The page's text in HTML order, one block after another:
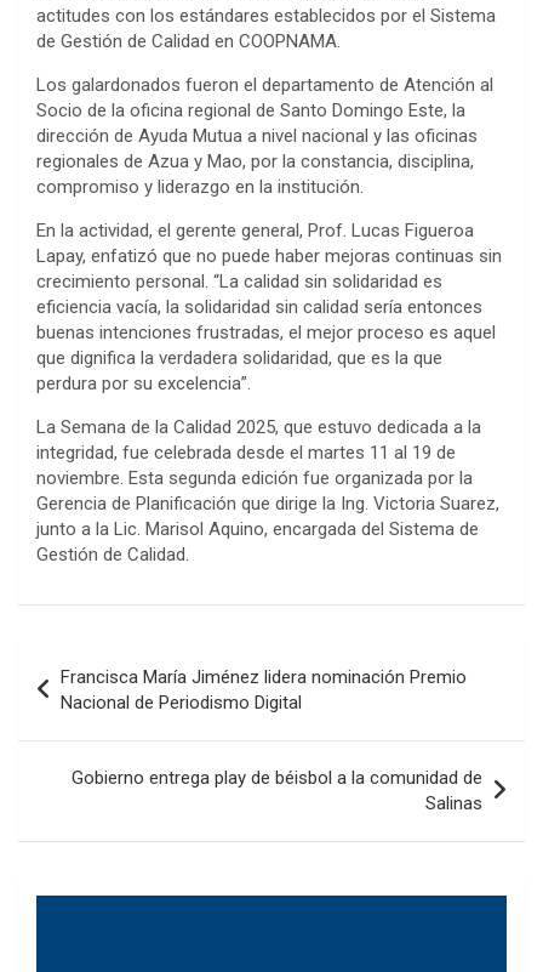
actitudes con los estándares establecidos por el Sistema
de Gestión de Calidad en COOPNAMA.
Los galardonados fueron el departamento de Atención al
Socio de la oficina regional de Santo Domingo Este, la
dirección de Ayuda Mutua a nivel nacional y las oficinas
regionales de Azua y Mao, por la constancia, disciplina,
compromiso y liderazgo en la institución.
En la actividad, el gerente general, Prof. Lucas Figueroa
Lapay, enfatizó que no puede haber mejoras continuas sin
crecimiento personal. “La calidad sin solidaridad es
eficiencia vacía, la solidaridad sin calidad sería entonces
buenas intenciones frustradas, el mejor proceso es aquel
que dignifica la verdadera solidaridad, que es la que
perdura por su excelencia”.
La Semana de la Calidad 2025, que estuvo dedicada a la
integridad, fue celebrada desde el martes 11 al 19 de
noviembre. Esta segunda edición fue organizada por la
Gerencia de Planificación que dirige la Ing. Victoria Suarez,
junto a la Lic. Marisol Aquino, encargada del Sistema de
Gestión de Calidad.
de
entradas
Francisca María Jiménez lidera nominación Premio
Nacional de Periodismo Digital
Gobierno entrega play de béisbol a la comunidad de
Salinas